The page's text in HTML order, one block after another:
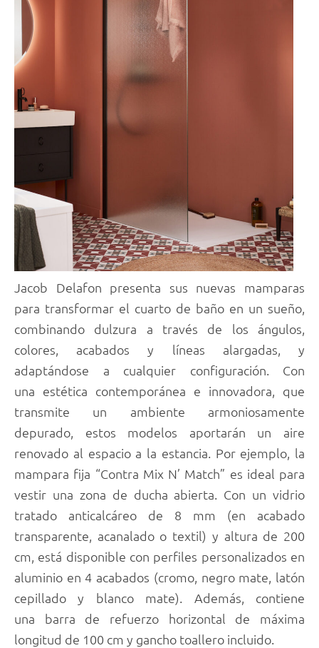
Jacob Delafon presenta sus nuevas mamparas
para transformar el cuarto de baño en un sueño,
combinando dulzura a través de los ángulos,
colores, acabados y líneas alargadas, y
adaptándose a cualquier configuración. Con
una estética contemporánea e innovadora, que
transmite un ambiente armoniosamente
depurado, estos modelos aportarán un aire
renovado al espacio a la estancia. Por ejemplo, la
mampara fija “Contra Mix N’ Match” es ideal para
vestir una zona de ducha abierta. Con un vidrio
tratado anticalcáreo de 8 mm (en acabado
transparente, acanalado o textil) y altura de 200
cm, está disponible con perfiles personalizados en
aluminio en 4 acabados (cromo, negro mate, latón
cepillado y blanco mate). Además, contiene
una barra de refuerzo horizontal de máxima
longitud de 100 cm y gancho toallero incluido.